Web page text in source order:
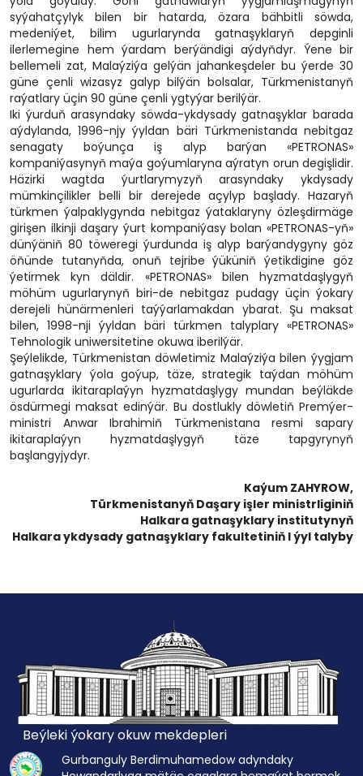
syýahatçylyk bilen bir hatarda, özara bähbitli söwda,
medeniýet, bilim ugurlarynda gatnaşyklaryň depginli
ilerlemegine hem ýardam berýändigi aýdyňdyr. Ýene bir
bellemeli zat, Malaýziýa gelýän jahankeşdeler bu ýerde 30
güne çenli wizasyz galyp bilýän bolsalar, Türkmenistanyň
raýatlary üçin 90 güne çenli ygtyýar berilýär.
Iki ýurduň arasyndaky söwda-ykdysady gatnaşyklar barada
aýdylanda, 1996-njy ýyldan bäri Türkmenistanda nebitgaz
senagaty boýunça iş alyp barýan «PETRONAS»
kompaniýasynyň maýa goýumlaryna aýratyn orun degişlidir.
Häzirki wagtda ýurtlarymyzyň arasyndaky ykdysady
mümkinçilikler belli bir derejede açylyp başlady. Hazaryň
türkmen ýalpaklygynda nebitgaz ýataklaryny özleşdirmäge
girişen ilkinji daşary ýurt kompaniýasy bolan «PETRONAS-yň»
dünýäniň 80 töweregi ýurdunda iş alyp barýandygyny göz
öňünde tutanyňda, onuň tejribe ýüküniň ýetikdigine göz
ýetirmek kyn däldir. «PETRONAS» bilen hyzmatdaşlygyň
möhüm ugurlarynyň biri-de nebitgaz pudagy üçin ýokary
derejeli hünärmenleri taýýarlamakdan ybarat. Şu maksat
bilen, 1998-nji ýyldan bäri türkmen talyplary «PETRONAS»
Tehnologik uniwersitetine okuwa iberilýär.
Şeýlelikde, Türkmenistan döwletimiz Malaýziýa bilen ýygjam
gatnaşyklary ýola goýup, täze, strategik taýdan möhüm
ugurlarda ikitaraplaýyn hyzmatdaşlygy mundan beýläkde
ösdürmegi maksat edinýär. Bu dostlukly döwletiň Premýer-
ministri Anwar Ibrahimiň Türkmenistana resmi sapary
ikitaraplaýyn hyzmatdaşlygyň täze tapgyrynyň
başlangyjydyr.
Kaýum ZAHYROW,
Türkmenistanyň Daşary işler ministrliginiň
Halkara gatnaşyklary institutynyň
Halkara ykdysady gatnaşyklary fakultetiniň I ýyl talyby
Beýleki ýokary okuw mekdepleri
Gurbanguly Berdimuhamedow adyndaky